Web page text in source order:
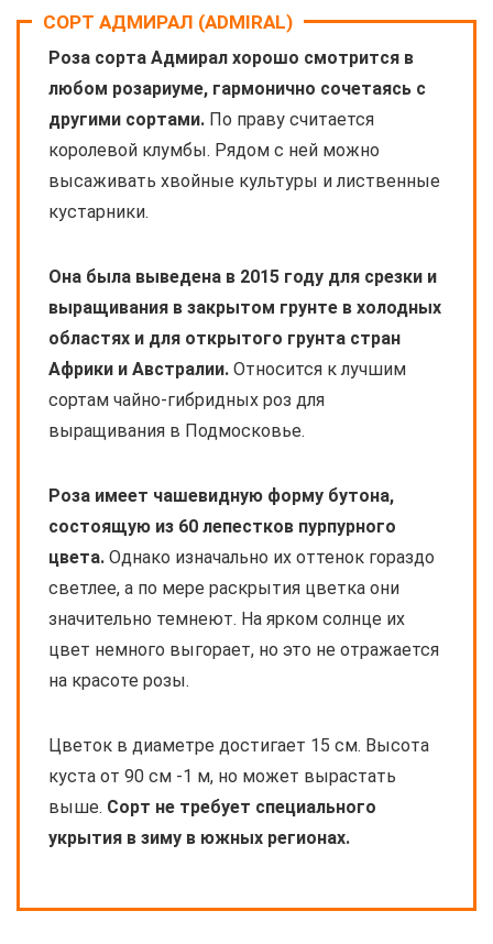
СОРТ АДМИРАЛ (ADMIRAL)
Роза сорта Адмирал хорошо смотрится в
любом розариуме, гармонично сочетаясь с
другими сортами. По праву считается
королевой клумбы. Рядом с ней можно
высаживать хвойные культуры и лиственные
кустарники.
Она была выведена в 2015 году для срезки и
выращивания в закрытом грунте в холодных
областях и для открытого грунта стран
Африки и Австралии. Относится к лучшим
сортам чайно-гибридных роз для
выращивания в Подмосковье.
Роза имеет чашевидную форму бутона,
состоящую из 60 лепестков пурпурного
цвета. Однако изначально их оттенок гораздо
светлее, а по мере раскрытия цветка они
значительно темнеют. На ярком солнце их
цвет немного выгорает, но это не отражается
на красоте розы.
Цветок в диаметре достигает 15 см. Высота
куста от 90 см -1 м, но может вырастать
выше. Сорт не требует специального
укрытия в зиму в южных регионах.